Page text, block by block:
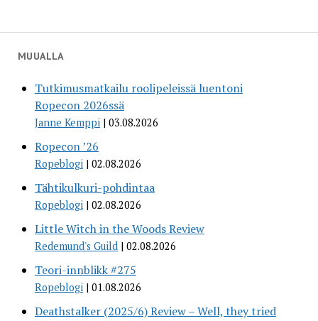
MUUALLA
Tutkimusmatkailu roolipeleissä luentoni
Ropecon 2026ssä
Janne Kemppi 03.08.2026
Ropecon ’26
Ropeblogi 02.08.2026
Tähtikulkuri-pohdintaa
Ropeblogi 02.08.2026
Little Witch in the Woods Review
Redemund's Guild 02.08.2026
Teori-innblikk #275
Ropeblogi 01.08.2026
Deathstalker (2025/6) Review – Well, they tried